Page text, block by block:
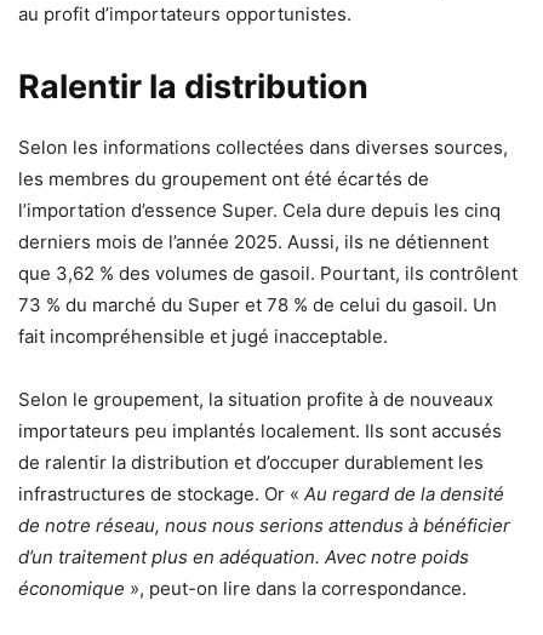
au profit d’importateurs opportunistes.
Ralentir la distribution
Selon les informations collectées dans diverses sources,
les membres du groupement ont été écartés de
l’importation d’essence Super. Cela dure depuis les cinq
derniers mois de l’année 2025. Aussi, ils ne détiennent
que 3,62 % des volumes de gasoil. Pourtant, ils contrôlent
73 % du marché du Super et 78 % de celui du gasoil. Un
fait incompréhensible et jugé inacceptable.
Selon le groupement, la situation profite à de nouveaux
importateurs peu implantés localement. Ils sont accusés
de ralentir la distribution et d’occuper durablement les
infrastructures de stockage. Or « Au regard de la densité
de notre réseau, nous nous serions attendus à bénéficier
d’un traitement plus en adéquation. Avec notre poids
économique », peut-on lire dans la correspondance.